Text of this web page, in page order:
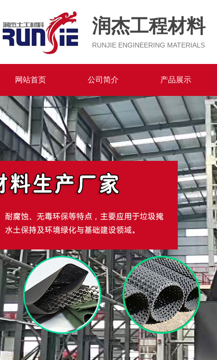
润杰工程材料
RUNJIE ENGINEERING MATERIALS
网站首页 公司简介 产品展示